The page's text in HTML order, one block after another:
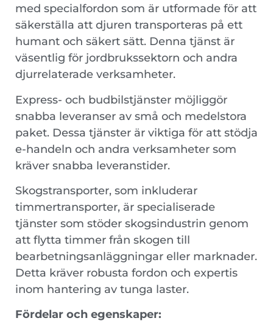
med specialfordon som är utformade för att
säkerställa att djuren transporteras på ett
humant och säkert sätt. Denna tjänst är
väsentlig för jordbrukssektorn och andra
djurrelaterade verksamheter.
Express- och budbilstjänster möjliggör
snabba leveranser av små och medelstora
paket. Dessa tjänster är viktiga för att stödja
e-handeln och andra verksamheter som
kräver snabba leveranstider.
Skogstransporter, som inkluderar
timmertransporter, är specialiserade
tjänster som stöder skogsindustrin genom
att flytta timmer från skogen till
bearbetningsanläggningar eller marknader.
Detta kräver robusta fordon och expertis
inom hantering av tunga laster.
Fördelar och egenskaper: